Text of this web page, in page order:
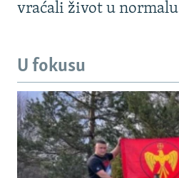
vraćali život u
U fokusu